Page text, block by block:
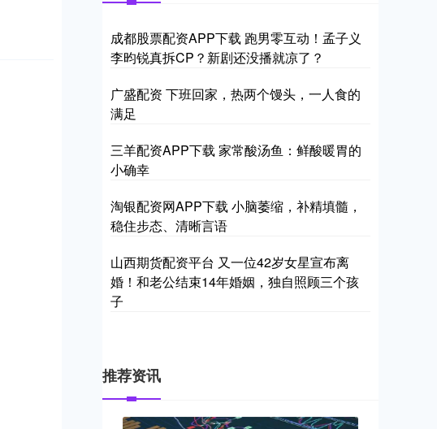
成都股票配资APP下载 跑男零互动！孟子义
李昀锐真拆CP？新剧还没播就凉了？
广盛配资 下班回家，热两个馒头，一人食的
满足
三羊配资APP下载 家常酸汤鱼：鲜酸暖胃的
小确幸
淘银配资网APP下载 小脑萎缩，补精填髓，
稳住步态、清晰言语
山西期货配资平台 又一位42岁女星宣布离
婚！和老公结束14年婚姻，独自照顾三个孩
子
推荐资讯